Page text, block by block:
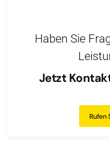
Haben Sie
Jetzt
Rufen